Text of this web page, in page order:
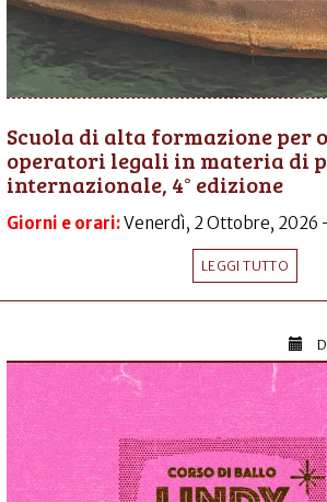
Scuola di alta formazione per
operatori legali in materia di
internazionale, 4° edizione
Giorni e orari:Venerdì, 2 Ottobre, 2026
LEGGI TUTTO